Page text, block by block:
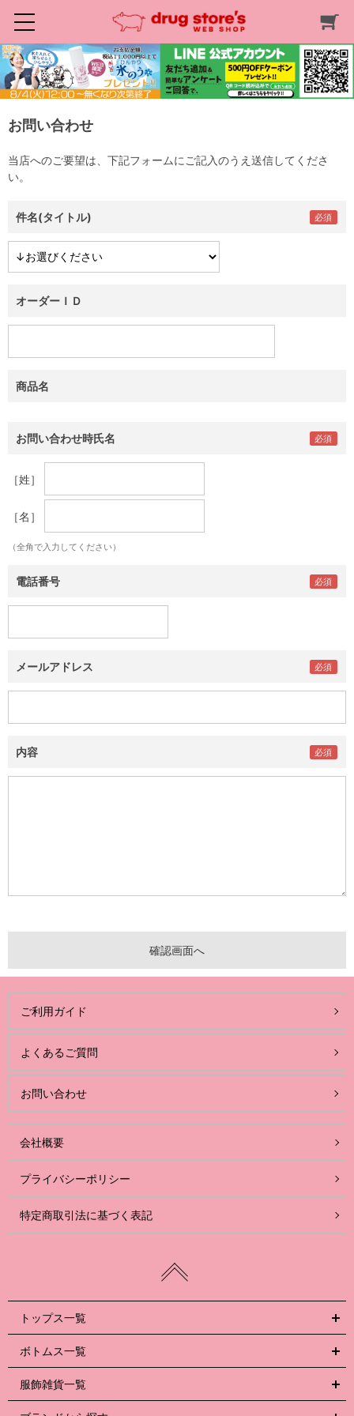
お問い合わせ
当店へのご要望は、下記フォームにご記入のうえ送信してくださ
い。
件名(タイトル)
オーダーＩＤ
商品名
お問い合わせ時氏名
［姓］
［名］
（全角で入力してください）
電話番号
メールアドレス
内容
ご利用ガイド
よくあるご質問
お問い合わせ
会社概要
プライバシーポリシー
特定商取引法に基づく表記
トップス一覧
ボトムス一覧
服飾雑貨一覧